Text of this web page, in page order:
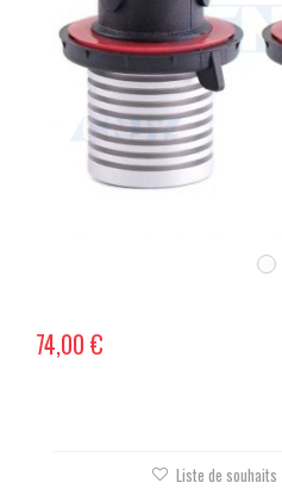
74,00 €
Liste de souhaits